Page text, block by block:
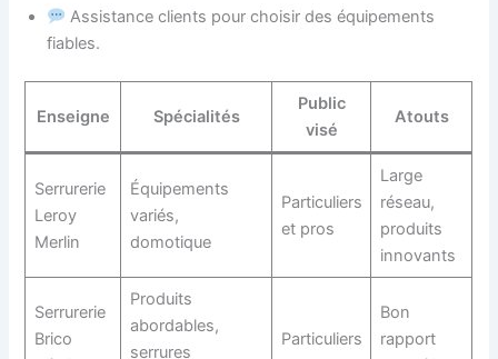
Assistance clients pour choisir des équipements
fiables.
Enseigne Spécialités
Public
visé
Atouts
Serrurerie
Leroy
Merlin
Équipements
variés,
domotique
Particuliers
et pros
Large
réseau,
produits
innovants
Serrurerie
Brico
Produits
abordables,
serrures
Particuliers
Bon
rapport